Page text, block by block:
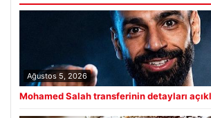
Ağustos 5, 2026
Mohamed Salah transferinin detayları